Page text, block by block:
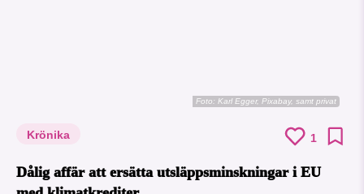
Foto: Karl Egger, Pixabay, samt privat
Krönika 1
Dålig affär att ersätta utsläppsminskningar i EU